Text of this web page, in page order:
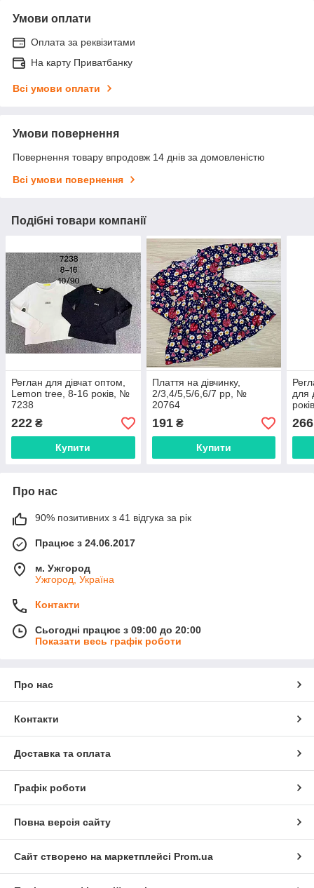
Умови оплати
Оплата за реквізитами
На карту Приватбанку
Всі умови оплати
Умови повернення
Повернення товару впродовж 14 днів за домовленістю
Всі умови повернення
Подібні товари компанії
Реглан для дівчат оптом,
Lemon tree, 8-16 років, №
7238
222 ₴
Купити
Плаття на дівчинку,
2/3,4/5,5/6,6/7 рр, №
20764
191₴
Купити
для
266
Про нас
90% позитивних з 41 відгука за рік
Працює з 24.06.2017
м. Ужгород
Ужгород, Україна
Контакти
Сьогодні працює з 09:00 до 20:00
Показати весь графік роботи
Про нас
Контакти
Доставка та оплата
Графік роботи
Повна версія сайту
Сайт створено на маркетплейсі Prom.ua